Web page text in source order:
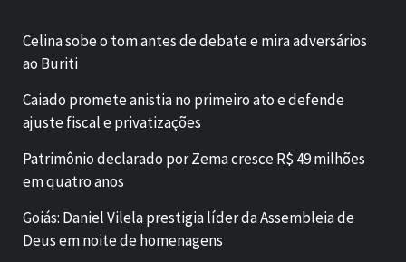
Celina sobe o tom antes de debate e mira adversários
ao Buriti
Caiado promete anistia no primeiro ato e defende
ajuste fiscal e privatizações
Patrimônio declarado por Zema cresce R$ 49 milhões
em quatro anos
Goiás: Daniel Vilela prestigia líder da Assembleia de
Deus em noite de homenagens